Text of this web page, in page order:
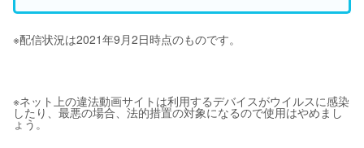
※配信状況は2021年9月2日時点のものです。
※ネット上の違法動画サイトは利用するデバイスがウイルスに感染
したり、最悪の場合、法的措置の対象になるので使用はやめまし
ょう。